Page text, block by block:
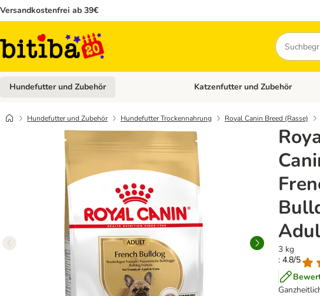
Versandkostenfrei ab 39€
Suchen
Hundefutter und Zubehör Kategorie-Menü öffnen: Hundefutter
Katzenfutter und Zubehör
Hundefutter und Zubehör Hundefutter Trockennahrung Royal Canin Breed (Rasse)
3 kg
: 4.8/5